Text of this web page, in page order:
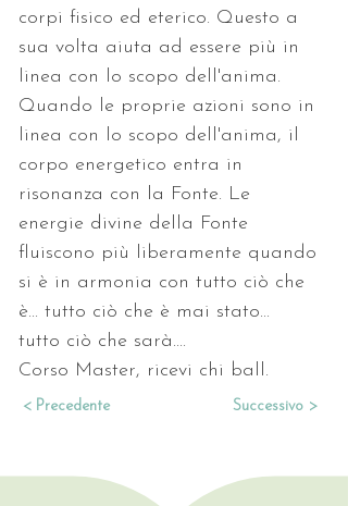
corpi fisico ed eterico. Questo a
sua volta aiuta ad essere più in
linea con lo scopo dell'anima.
Quando le proprie azioni sono in
linea con lo scopo dell'anima, il
corpo energetico entra in
risonanza con la Fonte. Le
energie divine della Fonte
fluiscono più liberamente quando
si è in armonia con tutto ciò che
è... tutto ciò che è mai stato...
tutto ciò che sarà....
Corso Master, ricevi chi ball.
< Precedente Successivo >